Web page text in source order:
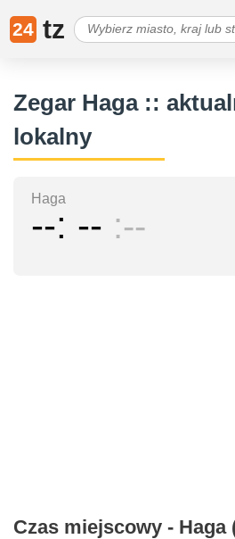
24 tz
Zegar Haga ::
lokalny
Haga
-- -- --
Czas miejscowy - Haga